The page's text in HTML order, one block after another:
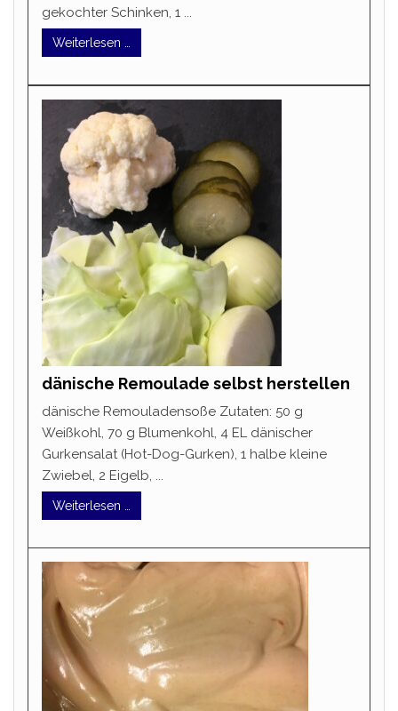
gekochter Schinken, 1 ...
Weiterlesen …
dänische Remoulade selbst herstellen
dänische Remouladensoße Zutaten: 50 g
Weißkohl, 70 g Blumenkohl, 4 EL dänischer
Gurkensalat (Hot-Dog-Gurken), 1 halbe kleine
Zwiebel, 2 Eigelb, ...
Weiterlesen …